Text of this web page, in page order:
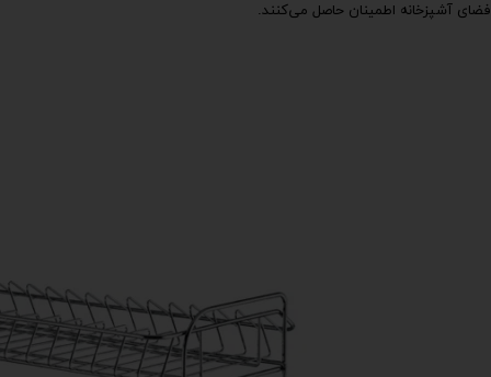
فضای آشپزخانه اطمینان حاصل می‌کنند.